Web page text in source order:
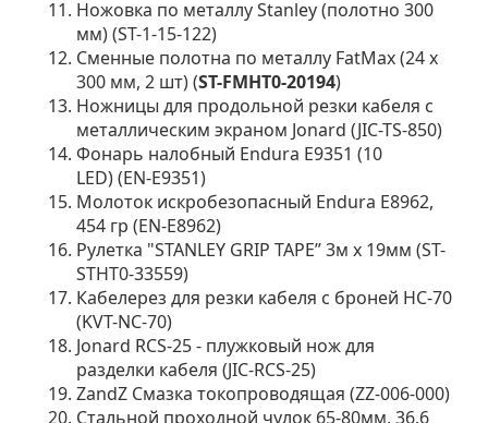
Ножовка по металлу Stanley (полотно 300
мм) (ST-1-15-122)
Сменные полотна по металлу FatMax (24 х
300 мм, 2 шт) (ST-FMHT0-20194)
Ножницы для продольной резки кабеля с
металлическим экраном Jonard (JIC-TS-850)
Фонарь налобный Endura E9351 (10
LED) (EN-E9351)
Молоток искробезопасный Endura E8962,
454 гр (EN-E8962)
Рулетка "STANLEY GRIP TAPE” 3м х 19мм (ST-
STHT0-33559)
Кабелерез для резки кабеля с броней НС-70
(KVT-NC-70)
Jonard RCS-25 - плужковый нож для
разделки кабеля (JIC-RCS-25)
ZandZ Смазка токопроводящая (ZZ-006-000)
Стальной проходной чулок 65-80мм, 36.6